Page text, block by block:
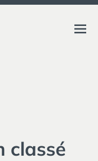
FABLAB DES FABRIQUES
classé